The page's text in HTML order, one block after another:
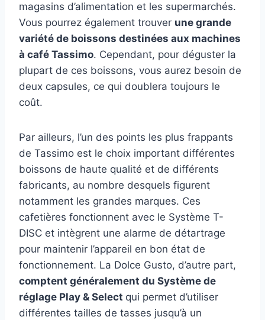
magasins d’alimentation et les supermarchés.
Vous pourrez également trouver une grande
variété de boissons destinées aux machines
à café Tassimo. Cependant, pour déguster la
plupart de ces boissons, vous aurez besoin de
deux capsules, ce qui doublera toujours le
coût.
Par ailleurs, l’un des points les plus frappants
de Tassimo est le choix important différentes
boissons de haute qualité et de différents
fabricants, au nombre desquels figurent
notamment les grandes marques. Ces
cafetières fonctionnent avec le Système T-
DISC et intègrent une alarme de détartrage
pour maintenir l’appareil en bon état de
fonctionnement. La Dolce Gusto, d’autre part,
comptent généralement du Système de
réglage Play & Select qui permet d’utiliser
différentes tailles de tasses jusqu’à un